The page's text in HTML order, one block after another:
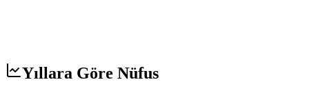
Yıllara Göre Nüfus